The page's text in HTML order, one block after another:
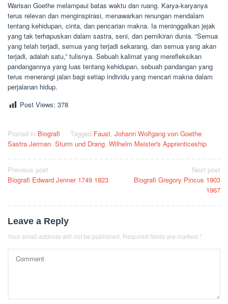
Warisan Goethe melampaui batas waktu dan ruang. Karya-karyanya
terus relevan dan menginspirasi, menawarkan renungan mendalam
tentang kehidupan, cinta, dan pencarian makna. Ia meninggalkan jejak
yang tak terhapuskan dalam sastra, seni, dan pemikiran dunia. “Semua
yang telah terjadi, semua yang terjadi sekarang, dan semua yang akan
terjadi, adalah satu,” tulisnya. Sebuah kalimat yang merefleksikan
pandangannya yang luas tentang kehidupan, sebuah pandangan yang
terus menerangi jalan bagi setiap individu yang mencari makna dalam
perjalanan hidup.
Post Views: 378
Posted in Biografi Tagged Faust, Johann Wolfgang von Goethe,
Sastra Jerman, Sturm und Drang, Wilhelm Meister's Apprenticeship
Post
navigation
Previous post
Biografi Edward Jenner 1749 1823
Next post
Biografi Gregory Pincus 1903
1967
Leave a Reply
Your email address will not be published. Required fields are marked *